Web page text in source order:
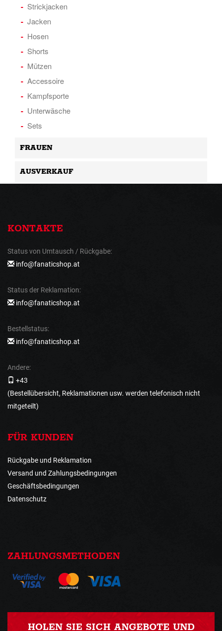
Strickjacken
Jacken
Hosen
Shorts
Mützen
Accessoire
Kampfsporte
Unterwäsche
Sets
FRAUEN
AUSVERKAUF
KONTAKTE
Status von Umtausch / Rückgabe:
info@fanaticshop.at
Status der Reklamation:
info@fanaticshop.at
Bestellstatus:
info@fanaticshop.at
Andere:
+43
(Bestellübersicht, Reklamationen usw. werden telefonisch nicht
mitgeteilt)
FÜR KUNDEN
Rückgabe und Reklamation
Versand und Zahlungsbedingungen
Geschäftsbedingungen
Datenschutz
ZAHLUNGSMETHODEN
HOLEN SIE SICH ANGEBOTE UND